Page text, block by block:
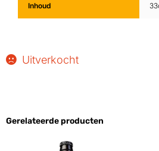
Inhoud
Uitverkocht
Gerelateerde producten